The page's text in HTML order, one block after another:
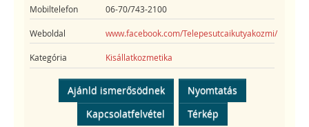
Mobiltelefon 06-70/743-2100
Weboldal www.facebook.com/Telepesutcaikutyakozmi/
Kategória Kisállatkozmetika
Ajánld ismerősödnek
Nyomtatás
Kapcsolatfelvétel
Térkép